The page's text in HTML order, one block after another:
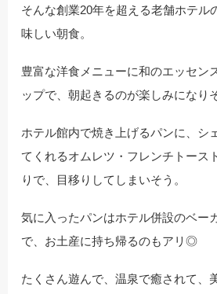
そんな創業20年を超える老舗ホテル
味しい朝食。
豊富な洋食メニューに和のエッセン
ップで、朝起きるのが楽しみになり
ホテル館内で焼き上げるパンに、シ
てくれるオムレツ・フレンチトース
りで、目移りしてしまいそう。
気に入ったパンはホテル併設のベー
で、お土産に持ち帰るのもアリ◎
たくさん遊んで、温泉で癒されて、